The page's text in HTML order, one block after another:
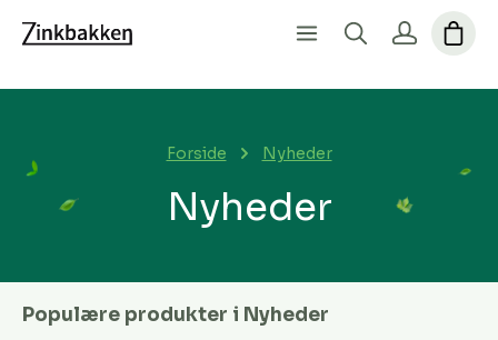
Forside Nyheder
Nyheder
Populære produkter i Nyheder